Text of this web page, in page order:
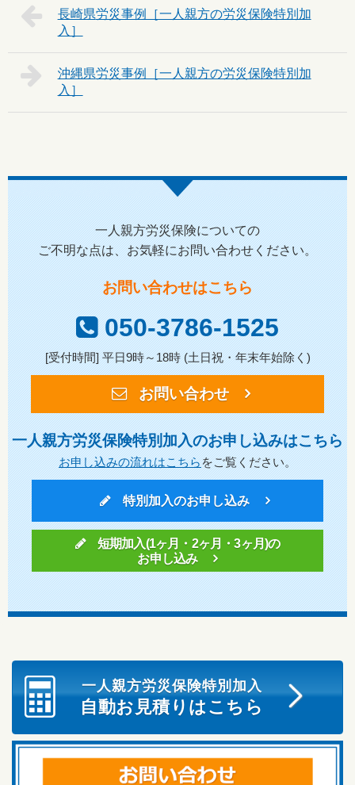
長崎県
沖縄県
一人親方労災保険についての
ご不明な点は、お気軽にお問い合わせください。
お問い合わせはこちら
050-3786-1525
[受付時間] 平日9時～18時 (土日祝・年末年始除く)
お問い合わせ
一人親方労災保険特別加入のお申し込みはこちら
お申し込みの流れはこちらをご覧ください。
特別加入のお申し込み
短期加入(1ヶ月・2ヶ月・3ヶ月)の
お申し込み
一人親方労災保険特別加入
自動お見積りはこちら